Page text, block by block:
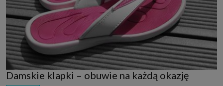
Damskie klapki – obuwie na każdą okazję